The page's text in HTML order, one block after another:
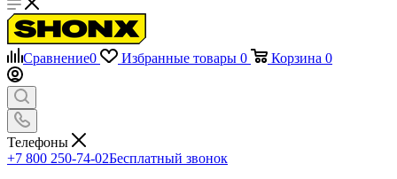
Сравнение0 Избранные товары 0 Корзина 0
Телефоны
+7 800 250-74-02Бесплатный звонок